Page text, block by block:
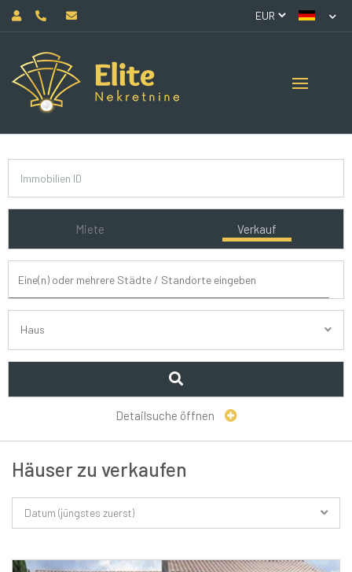
Miete Verkauf
Haus
Detailsuche öffnen
Häuser zu verkaufen
Datum (jüngstes zuerst)